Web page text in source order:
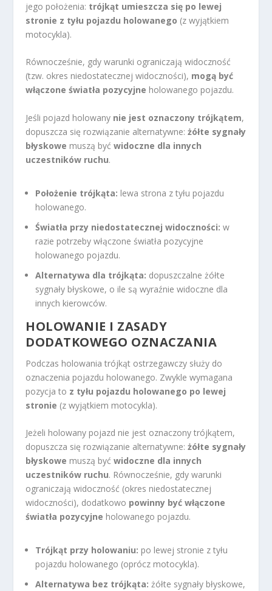
jego położenia: trójkąt umieszcza się po lewej
stronie z tyłu pojazdu holowanego (z wyjątkiem
motocykla).
Równocześnie, gdy warunki ograniczają widoczność
(tzw. okres niedostatecznej widoczności), mogą być
włączone światła pozycyjne holowanego pojazdu.
Jeśli pojazd holowany nie jest oznaczony trójkątem,
dopuszcza się rozwiązanie alternatywne:żółte sygnały
błyskowe muszą byćwidoczne dla innych
uczestników ruchu.
Położenie trójkąta: lewa strona z tyłu pojazdu
holowanego.
Światła przy niedostatecznej widoczności: w
razie potrzeby włączone światła pozycyjne
holowanego pojazdu.
Alternatywa dla trójkąta: dopuszczalne żółte
sygnały błyskowe, o ile są wyraźnie widoczne dla
innych kierowców.
HOLOWANIE I ZASADY
DODATKOWEGO OZNACZANIA
Podczas holowania trójkąt ostrzegawczy służy do
oznaczenia pojazdu holowanego. Zwykle wymagana
pozycja to z tyłu pojazdu holowanego po lewej
stronie (z wyjątkiem motocykla).
Jeżeli holowany pojazd nie jest oznaczony trójkątem,
dopuszcza się rozwiązanie alternatywne:żółte sygnały
błyskowe muszą byćwidoczne dla innych
uczestników ruchu. Równocześnie, gdy warunki
ograniczają widoczność (okres niedostatecznej
widoczności), dodatkowo powinny być włączone
światła pozycyjne holowanego pojazdu.
Trójkąt przy holowaniu: po lewej stronie z tyłu
pojazdu holowanego (oprócz motocykla).
Alternatywa bez trójkąta: żółte sygnały błyskowe,